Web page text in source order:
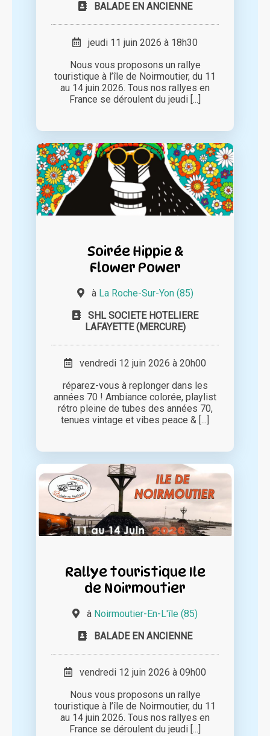
BALADE EN ANCIENNE
jeudi 11 juin 2026 à 18h30
Nous vous proposons un rallye
touristique à l’île de Noirmoutier, du 11
au 14 juin 2026. Tous nos rallyes en
France se déroulent du jeudi [...]
Soirée Hippie &
Flower Power
à La Roche-Sur-Yon (85)
SHL SOCIETE HOTELIERE
LAFAYETTE (MERCURE)
vendredi 12 juin 2026 à 20h00
réparez-vous à replonger dans les
années 70 ! Ambiance colorée, playlist
rétro pleine de tubes des années 70,
tenues vintage et vibes peace & [...]
Rallye touristique Ile
de Noirmoutier
à Noirmoutier-En-L'île (85)
BALADE EN ANCIENNE
vendredi 12 juin 2026 à 09h00
Nous vous proposons un rallye
touristique à l’île de Noirmoutier, du 11
au 14 juin 2026. Tous nos rallyes en
France se déroulent du jeudi [...]